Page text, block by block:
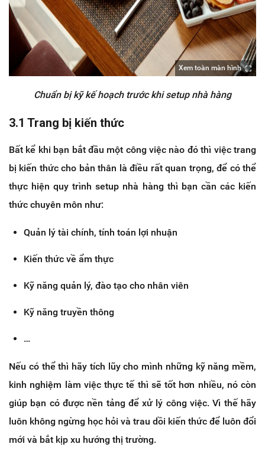
Xem toàn màn hình
Chuẩn bị kỹ kế hoạch trước khi setup nhà hàng
3.1 Trang bị kiến thức
Bất kể khi bạn bắt đầu một công việc nào đó thì việc trang
bị kiến thức cho bản thân là điều rất quan trọng, để có thể
thực hiện quy trình setup nhà hàng thì bạn cần các kiến
thức chuyên môn như:
Quản lý tài chính, tính toán lợi nhuận
Kiến thức về ẩm thực
Kỹ năng quản lý, đào tạo cho nhân viên
Kỹ năng truyền thông
…
Nếu có thể thì hãy tích lũy cho mình những kỹ năng mềm,
kinh nghiệm làm việc thực tế thì sẽ tốt hơn nhiều, nó còn
giúp bạn có được nền tảng để xử lý công việc. Vì thế hãy
luôn không ngừng học hỏi và trau dồi kiến thức để luôn đổi
mới và bắt kịp xu hướng thị trường.